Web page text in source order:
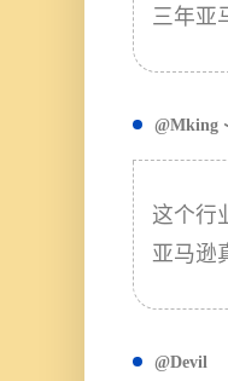
三年亚
@Mking
这个行
亚马逊
@Devil